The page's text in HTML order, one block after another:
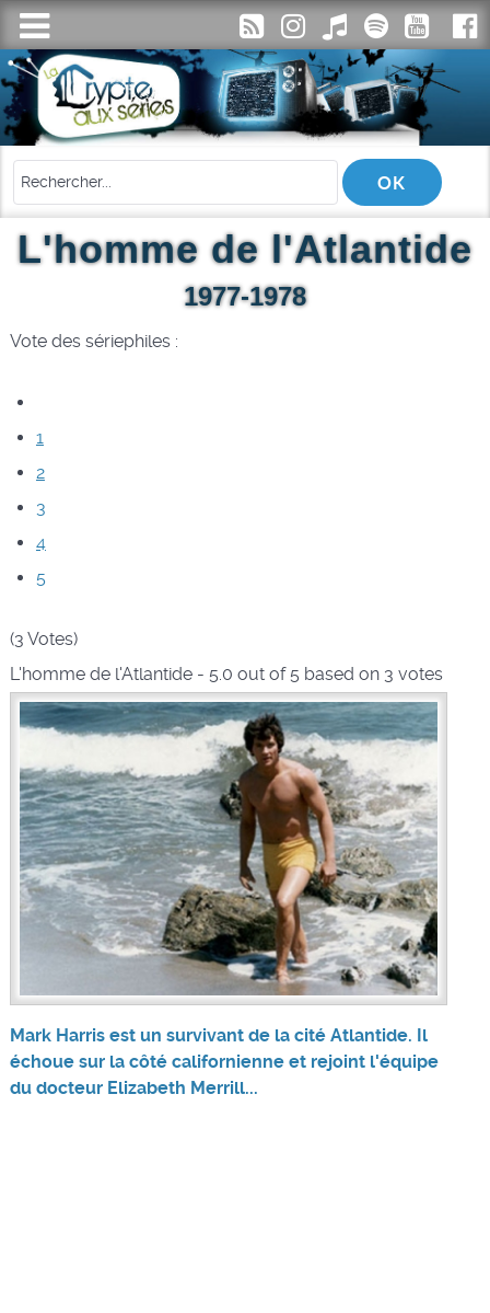
L'homme de l'Atlantide
1977-1978
Vote des sériephiles :
1
2
3
4
5
(3 Votes)
L'homme de l'Atlantide- 5.0 out of 5 based on 3 votes
Mark Harris est un survivant de la cité Atlantide. Il
échoue sur la côté californienne et rejoint l'équipe
du docteur Elizabeth Merrill...